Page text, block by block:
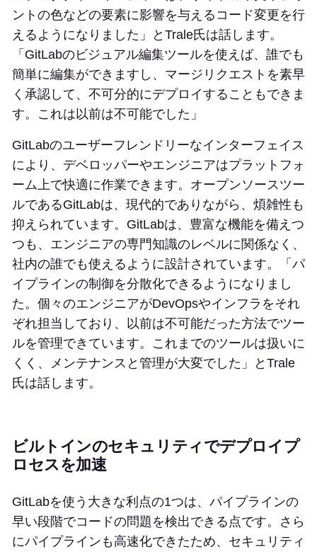
ントの色などの要素に影響を与えるコード変更を行
えるようになりました」とTrale氏は話します。
「GitLabのビジュアル編集ツールを使えば、誰でも
簡単に編集ができますし、マージリクエストを素早
く承認して、不可分的にデプロイすることもできま
す。これは以前は不可能でした」
GitLabのユーザーフレンドリーなインターフェイス
により、デベロッパーやエンジニアはプラットフォ
ーム上で快適に作業できます。オープンソースツー
ルであるGitLabは、現代的でありながら、煩雑性も
抑えられています。GitLabは、豊富な機能を備えつ
つも、エンジニアの専門知識のレベルに関係なく、
社内の誰でも使えるように設計されています。「パ
イプラインの制御を分散化できるようになりまし
た。個々のエンジニアがDevOpsやインフラをそれ
ぞれ担当しており、以前は不可能だった方法でツー
ルを管理できています。これまでのツールは扱いに
くく、メンテナンスと管理が大変でした」とTrale
氏は話します。
ビルトインのセキュリティでデプロイプ
ロセスを加速
GitLabを使う大きな利点の1つは、パイプラインの
早い段階でコードの問題を検出できる点です。さら
にパイプラインも高速化できたため、セキュリティ